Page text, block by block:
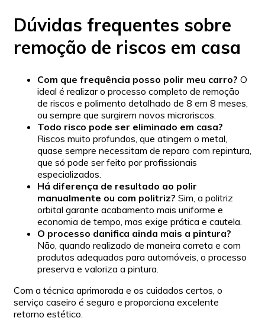
Dúvidas frequentes sobre
remoção de riscos em casa
Com que frequência posso polir meu carro? O
ideal é realizar o processo completo de remoção
de riscos e polimento detalhado de 8 em 8 meses,
ou sempre que surgirem novos microriscos.
Todo risco pode ser eliminado em casa?
Riscos muito profundos, que atingem o metal,
quase sempre necessitam de reparo com repintura,
que só pode ser feito por profissionais
especializados.
Há diferença de resultado ao polir
manualmente ou com politriz? Sim, a politriz
orbital garante acabamento mais uniforme e
economia de tempo, mas exige prática e cautela.
O processo danifica ainda mais a pintura?
Não, quando realizado de maneira correta e com
produtos adequados para automóveis, o processo
preserva e valoriza a pintura.
Com a técnica aprimorada e os cuidados certos, o
serviço caseiro é seguro e proporciona excelente
retorno estético.